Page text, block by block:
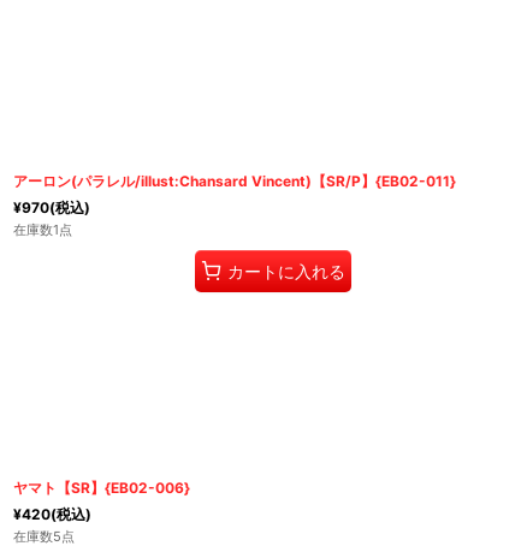
アーロン(パラレル/illust:Chansard Vincent)【SR/P】{EB02-011}
¥970(税込)
在庫数1点
カートに入れる
ヤマト【SR】{EB02-006}
¥420(税込)
在庫数5点